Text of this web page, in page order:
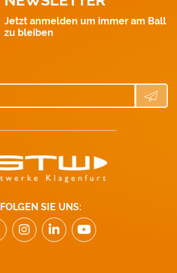
Jetzt anmelden um immer am Ball
zu bleiben
FOLGEN SIE UNS: